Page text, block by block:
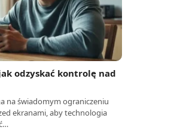
odzyskać kontrolę nad
na świadomym ograniczeniu
ekranami, aby technologia